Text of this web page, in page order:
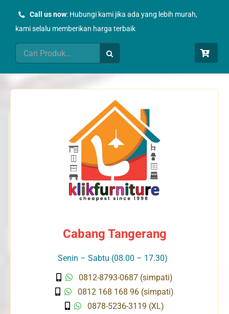
Call us now: Hubungi kami jika ada yang lebih murah,
kami selalu memberikan harga terbaik
Search
for:
Cabang Tangerang
Senin – Sabtu (08.00 – 17.30)
0812-8793-0687 (simpati)
0812 168 168 96 (simpati)
0878-5236-3119 (XL)